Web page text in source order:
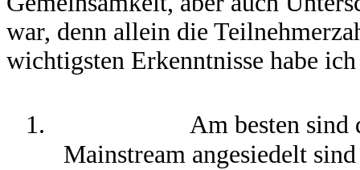
war, denn allein die
wichtigsten Erkenntnisse habe
1.
Am besten sind
Mainstream angesiedelt